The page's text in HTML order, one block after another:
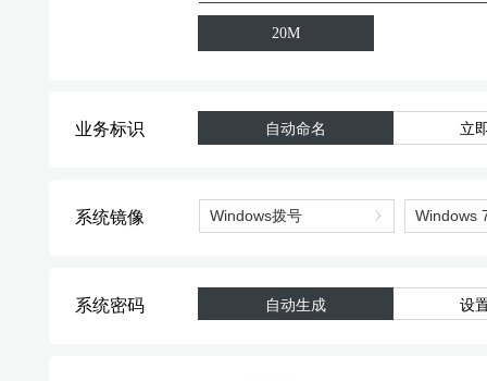
标准型
20M
业务标识 自动命名 立
系统镜像
系统密码 自动生成 设